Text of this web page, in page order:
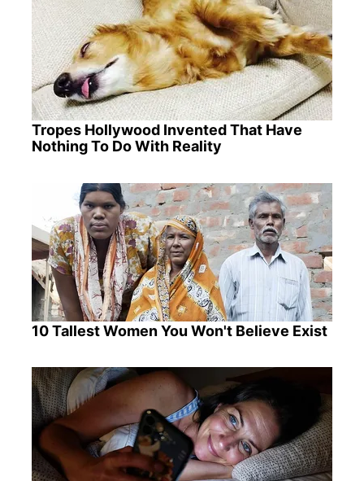
Tropes Hollywood Invented That Have
Nothing To Do With Reality
10 Tallest Women You Won't Believe Exist